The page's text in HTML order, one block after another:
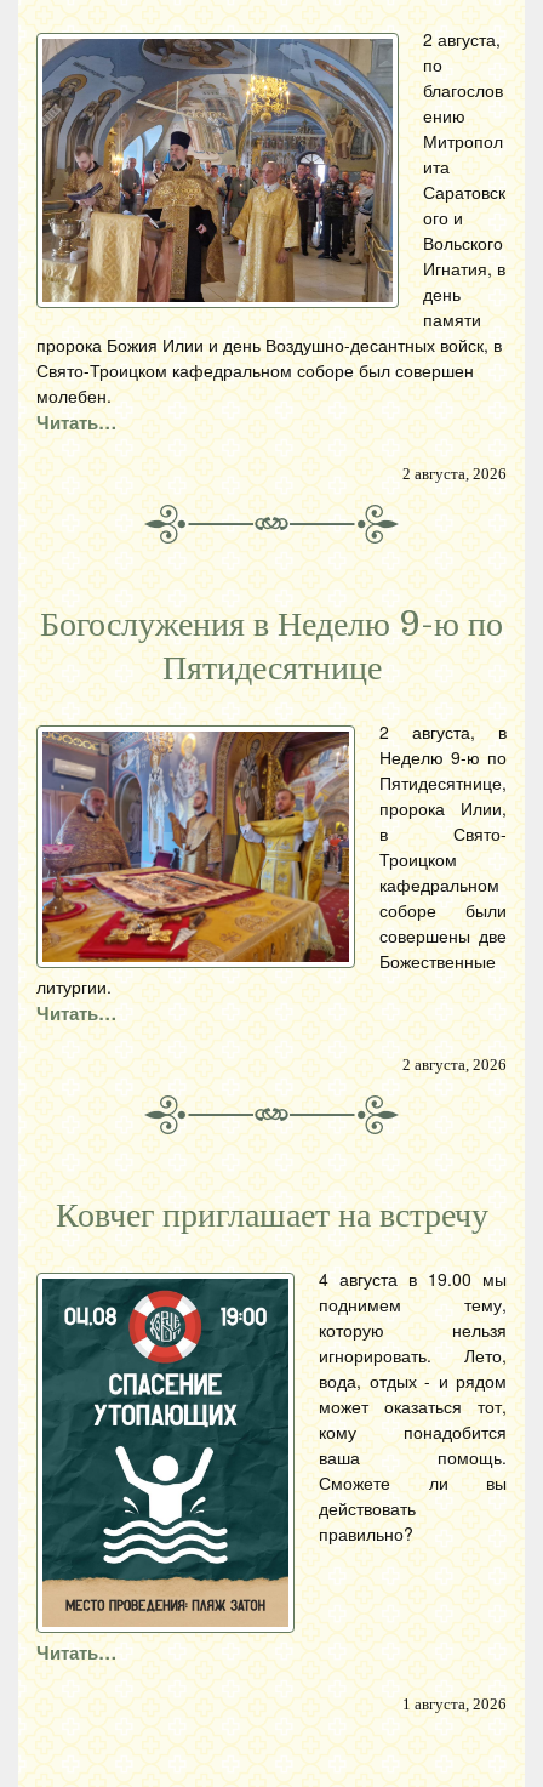
2 августа,
по
благослов
ению
Митропол
ита
Саратовск
ого и
Вольского
Игнатия, в
день
памяти
пророка Божия Илии и день Воздушно-десантных войск, в
Свято-Троицком кафедральном соборе был совершен
молебен.
Читать…
2 августа, 2026
Богослужения в Неделю 9-ю по
Пятидесятнице
2 августа, в
Неделю 9-ю по
Пятидесятнице,
пророка Илии,
в Свято-
Троицком
кафедральном
соборе были
совершены две
Божественные
литургии.
Читать…
2 августа, 2026
Ковчег приглашает на встречу
4 августа в 19.00 мы
поднимем тему,
которую нельзя
игнорировать. Лето,
вода, отдых - и рядом
может оказаться тот,
кому понадобится
ваша помощь.
Сможете ли вы
действовать
правильно?
Читать…
1 августа, 2026